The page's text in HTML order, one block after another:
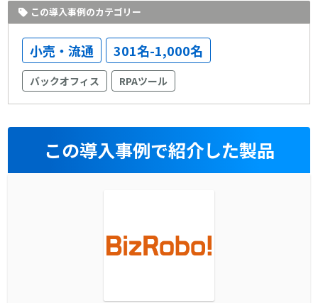
この導入事例のカテゴリー
小売・流通 301名-1,000名
バックオフィス RPAツール
この導入事例で紹介した製品